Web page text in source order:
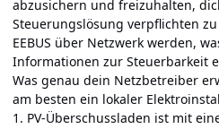
abzusichern und freizuhalten,
Steuerungslösung verpflichten
EEBUS über Netzwerk werden,
Informationen zur Steuerbarkeit
Was genau dein Netzbetreiber
am besten ein lokaler
1. PV-Überschussladen ist mit